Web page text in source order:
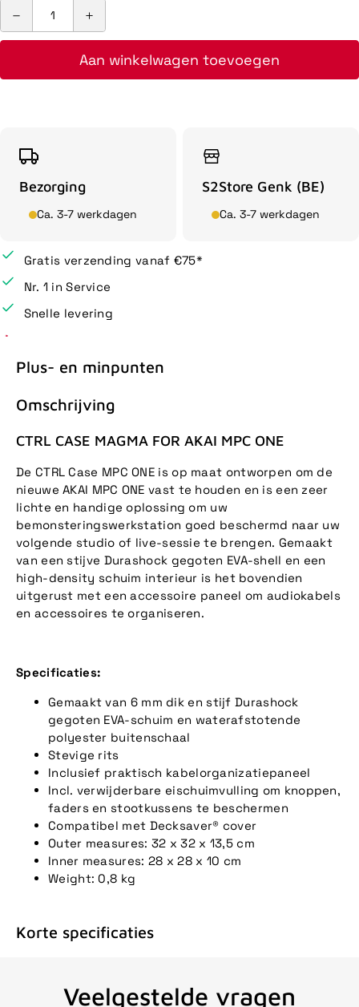
Aan winkelwagen toevoegen
Bezorging
Ca. 3-7 werkdagen
S2Store Genk (BE)
Ca. 3-7 werkdagen
Gratis verzending vanaf €75*
Nr. 1 in Service
Snelle levering
Plus- en minpunten
Omschrijving
CTRL CASE MAGMA FOR AKAI MPC ONE
De CTRL Case MPC ONE is op maat ontworpen om de
nieuwe AKAI MPC ONE vast te houden en is een zeer
lichte en handige oplossing om uw
bemonsteringswerkstation goed beschermd naar uw
volgende studio of live-sessie te brengen. Gemaakt
van een stijve Durashock gegoten EVA-shell en een
high-density schuim interieur is het bovendien
uitgerust met een accessoire paneel om audiokabels
en accessoires te organiseren.
Specificaties:
Gemaakt van 6 mm dik en stijf Durashock
gegoten EVA-schuim en waterafstotende
polyester buitenschaal
Stevige rits
Inclusief praktisch kabelorganizatiepaneel
Incl. verwijderbare eischuimvulling om knoppen,
faders en stootkussens te beschermen
Compatibel met Decksaver® cover
Outer measures: 32 x 32 x 13,5 cm
Inner measures: 28 x 28 x 10 cm
Weight: 0,8 kg
Korte specificaties
Veelgestelde vragen